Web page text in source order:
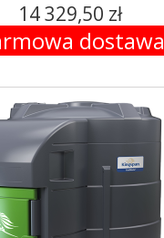
14 329,50 zł
dostawa